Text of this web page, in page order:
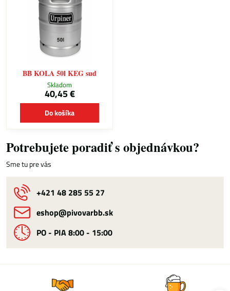
BB KOLA 50l KEG sud
Skladom
40,45 €
Do košíka
Potrebujete poradiť s objednávkou?
Sme tu pre vás
+421 48 285 55 27
eshop​@pivovarbb​.sk
PO - PIA 8:00 - 15:00